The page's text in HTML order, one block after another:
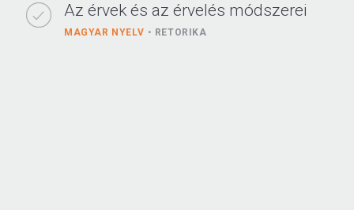
Az érvek és az érvelés módszerei
MAGYAR NYELV RETORIKA